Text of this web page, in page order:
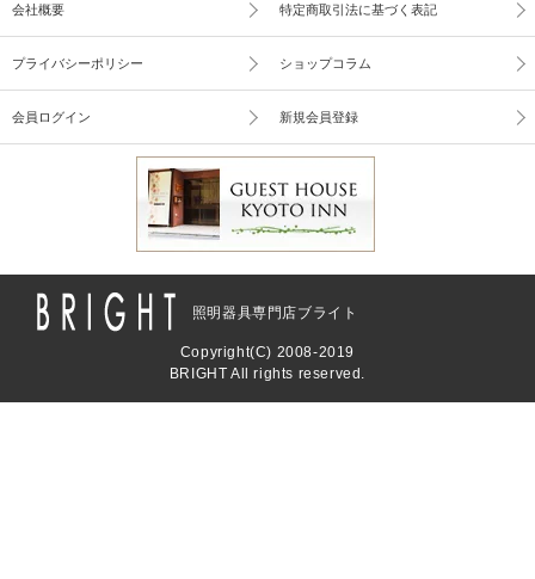
会社概要 特定商取引法に基づく表記
プライバシーポリシー ショップコラム
会員ログイン 新規会員登録
照明器具専門店ブライト
Copyright(C) 2008-2019
BRIGHT All rights reserved.